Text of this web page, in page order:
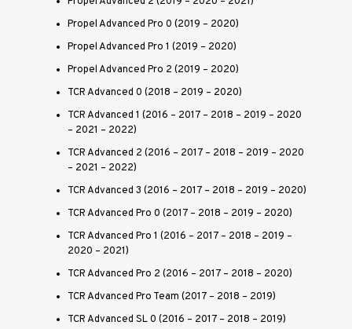
Propel Advanced Pro 0 (2019 – 2020)
Propel Advanced Pro 1 (2019 – 2020)
Propel Advanced Pro 2 (2019 – 2020)
TCR Advanced 0 (2018 – 2019 – 2020)
TCR Advanced 1 (2016 – 2017 – 2018 – 2019 – 2020
– 2021 – 2022)
TCR Advanced 2 (2016 – 2017 – 2018 – 2019 – 2020
– 2021 – 2022)
TCR Advanced 3 (2016 – 2017 – 2018 – 2019 – 2020)
TCR Advanced Pro 0 (2017 – 2018 – 2019 – 2020)
TCR Advanced Pro 1 (2016 – 2017 – 2018 – 2019 –
2020 – 2021)
TCR Advanced Pro 2 (2016 – 2017 – 2018 – 2020)
TCR Advanced Pro Team (2017 – 2018 – 2019)
TCR Advanced SL 0 (2016 – 2017 – 2018 – 2019)